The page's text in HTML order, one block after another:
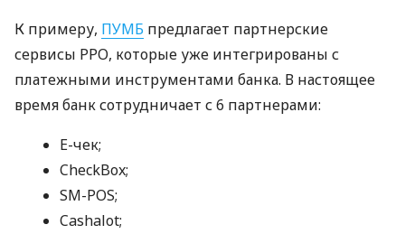
К примеру, ПУМБ предлагает партнерские
сервисы РРО, которые уже интегрированы с
платежными инструментами банка. В настоящее
время банк сотрудничает с 6 партнерами:
E-чек;
CheckBox;
SM-POS;
Cashalot;